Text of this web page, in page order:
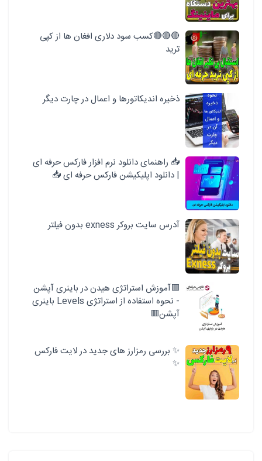
🔴🔴🔴کسب سود دلاری افغان ها از کپی
ترید
ذخیره اندیکاتورها و اعمال در چارت دیگر
📥 راهنمای دانلود نرم افزار فارکس حرفه ای
| دانلود اپلیکیشن فارکس حرفه ای 📥
آدرس سایت بروکر exness بدون فیلتر
🟥آموزش استراتژی هیدن در باینری آپشن
- نحوه استفاده از استراتژی Levels باینری
آپشن🟥
✨ بررسی رمزارز های جدید در لایت فارکس
✨